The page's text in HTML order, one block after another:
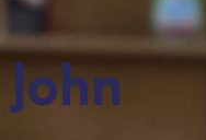
John